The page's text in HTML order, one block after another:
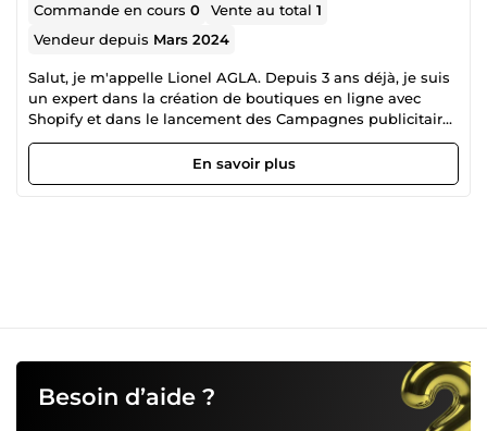
Commande en cours0 Vente au total1
Vendeur depuis Mars 2024
Salut, je m'appelle Lionel AGLA. Depuis 3 ans déjà, je suis
un expert dans la création de boutiques en ligne avec
Shopify et dans le lancement des Campagnes publicitaires
de vente. Mon travail, c'est d'aider les entrepreneurs
comme vous à vendre leurs produits sur internet. Avec
Shopify, je construis des boutiques en ligne belles, rapides
prospérera. Alors n'attendez plus, faites-moi confiance dès
maintenant pour booster votre business en ligne !
En savoir plus
Besoin d’aide ?